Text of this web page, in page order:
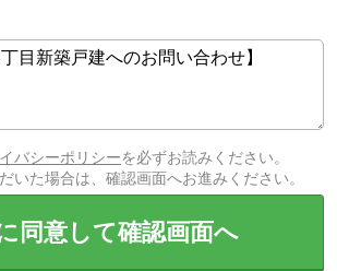
バシーポリシーを必ずお読みください。
いた場合は、確認画面へお進みください。
同意して確認画面へ